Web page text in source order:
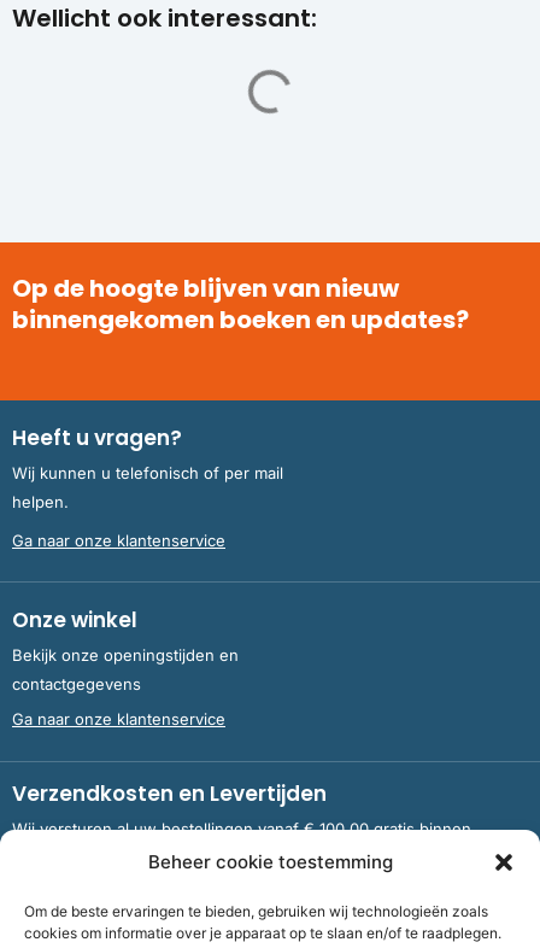
Beheer cookie toestemming
Om de beste ervaringen te bieden, gebruiken wij technologieën zoals
cookies om informatie over je apparaat op te slaan en/of te raadplegen.
Wellicht ook interessant:
Op de hoogte blijven van nieuw
binnengekomen boeken en updates?
Heeft u vragen?
Wij kunnen u telefonisch of per mail
helpen.
Ga naar onze klantenservice
Onze winkel
Bekijk onze openingstijden en
contactgegevens
Ga naar onze klantenservice
Verzendkosten en Levertijden
Wij versturen al uw bestellingen vanaf € 100,00 gratis binnen
Nederland en België.
Meer informatie over verzendkosten en levertijden